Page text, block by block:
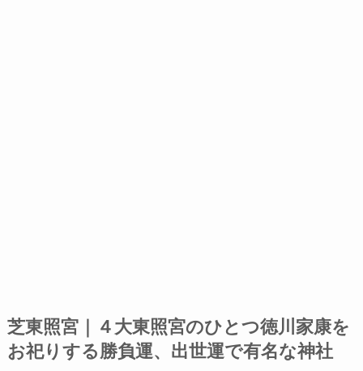
芝東照宮｜４大東照宮のひとつ徳川家康を
お祀りする勝負運、出世運で有名な神社